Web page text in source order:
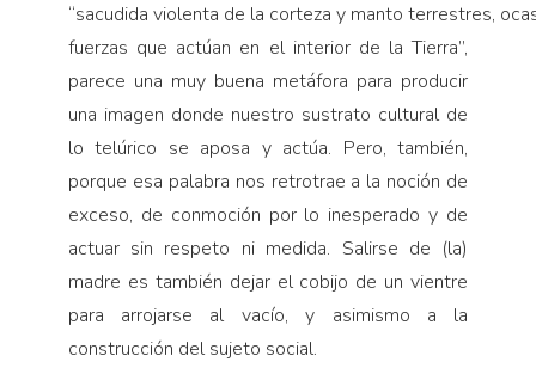
“sacudida violenta de la corteza y manto terrestres,
fuerzas que actúan en el interior de la Tierra”,
parece una muy buena metáfora para producir
una imagen donde nuestro sustrato cultural de
lo telúrico se aposa y actúa. Pero, también,
porque esa palabra nos retrotrae a la noción de
exceso, de conmoción por lo inesperado y de
actuar sin respeto ni medida. Salirse de (la)
madre es también dejar el cobijo de un vientre
para arrojarse al vacío, y asimismo a la
construcción del sujeto social.